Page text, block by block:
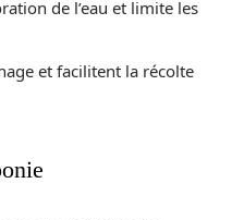
de l’eau et limite les
et facilitent la récolte